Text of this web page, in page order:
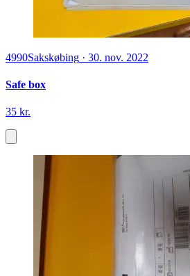
4990Sakskøbing · 30. nov. 2022
Safe box
35 kr.